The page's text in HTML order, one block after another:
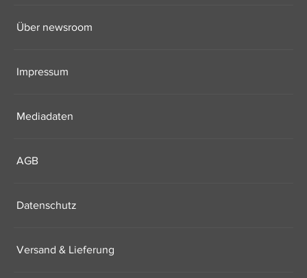
Über newsroom
Impressum
Mediadaten
AGB
Datenschutz
Versand & Lieferung